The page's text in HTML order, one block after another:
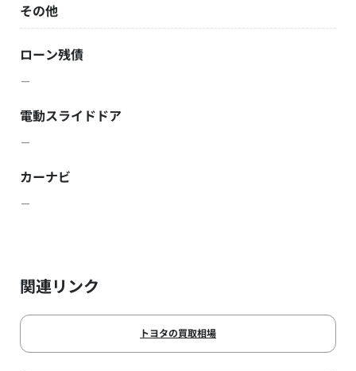
その他
ローン残債
－
電動スライドドア
－
カーナビ
－
関連リンク
トヨタの買取相場